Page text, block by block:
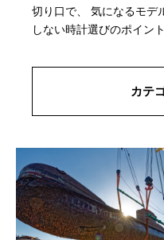
切り口で、
気になるモデ
しない時計選びのポイン
カテ